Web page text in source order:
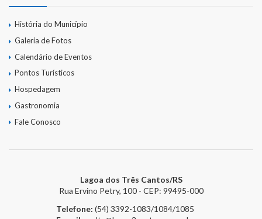
LicitaCon Cidadão
Demonstrativos Contábeis
Legislativo
Parcerias – LEI 13.019/2014
História do Município
Galeria de Fotos
Calendário de Eventos
Pontos Turísticos
Hospedagem
Gastronomia
Fale Conosco
Lagoa dos Três Cantos/RS
Rua Ervino Petry, 100 - CEP: 99495-000
Telefone: (54) 3392-1083/1084/1085